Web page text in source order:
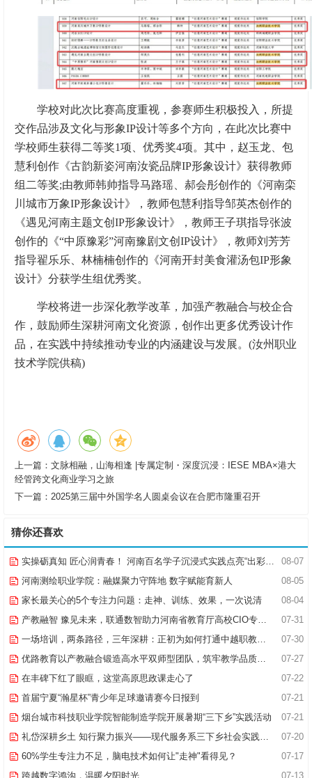
学校对此次比赛高度重视，参赛师生积极投入，所提
交作品涉及文化与形象IP设计等多个方向，在此次比赛中
学校师生获得二等奖1项、优秀奖4项。其中，赵玉龙、包
慧利创作《古韵新姿河南汝瓷品牌IP形象设计》获得教师
组二等奖;由教师韩帅指导马路瑶、郝会彤创作的《河南栾
川城市万象IP形象设计》，教师包慧利指导邹英杰创作的
《遇见河南主题文创IP形象设计》，教师王子琪指导张波
创作的《“中原豫彩”河南豫剧文创IP设计》，教师刘芳芳
指导翟乐乐、林楠楠创作的《河南开封美食灌汤包IP形象
设计》分获学生组优秀奖。
学校将进一步深化教学改革，加强产教融合与校企合
作，鼓励师生深耕河南文化资源，创作出更多优秀设计作
品，在实践中持续推动专业的内涵建设与发展。(汝州职业
技术学院供稿)
上一篇： 文脉相融，山海相逢 |专属定制・深度沉浸：IESE MBA×港大
经管跨文化商业学习之旅
下一篇： 2025第三届中外国学名人圆桌会议在合肥市隆重召开
猜你还喜欢
08-07
实操砺真知 匠心润青春！ 河南百名学子沉浸式实践点亮“出彩中原”实践路
08-05
河南测绘职业学院：融媒聚力守阵地 数字赋能育新人
08-04
家长最关心的5个专注力问题：走神、训练、效果，一次说清
07-31
产教融智 豫见未来，联通数智助力河南省教育厅高校CIO专题研究班共探AI赋能高等教育新路径
07-30
一场培训，两条路径，三年深耕：正初为如何打通中越职教合作的“最后一公里”
07-27
优路教育以产教融合锻造高水平双师型团队，筑牢教学品质基石
07-22
在丰碑下红了眼眶，这堂高原思政课走心了
07-21
首届宁夏“瀚星杯”青少年足球邀请赛今日报到
07-21
烟台城市科技职业学院智能制造学院开展暑期“三下乡”实践活动
07-20
礼岱深耕乡土 知行聚力振兴——现代服务系三下乡社会实践综述
07-17
60%学生专注力不足，脑电技术如何让"走神"看得见？
07-13
跨越数字鸿沟，温暖夕阳时光